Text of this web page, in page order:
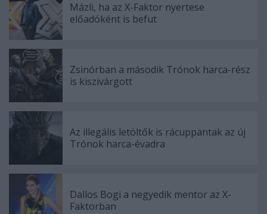
Mázli, ha az X-Faktor nyertese
előadóként is befut
Zsinórban a második Trónok harca-rész
is kiszivárgott
Az illegális letöltők is rácuppantak az új
Trónok harca-évadra
Dallos Bogi a negyedik mentor az X-
Faktorban